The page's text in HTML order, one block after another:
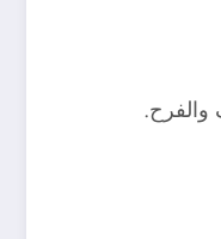
والفرح.